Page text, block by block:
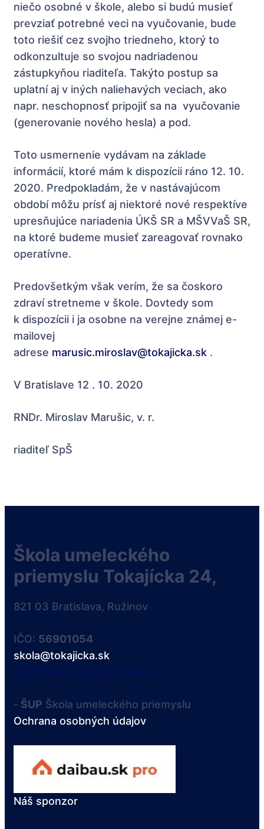
niečo osobné v škole, alebo si budú musieť
prevziať potrebné veci na vyučovanie, bude
toto riešiť cez svojho triedneho, ktorý to
odkonzultuje so svojou nadriadenou
zástupkyňou riaditeľa. Takýto postup sa
uplatní aj v iných naliehavých veciach, ako
napr. neschopnosť pripojiť sa na vyučovanie
(generovanie nového hesla) a pod.
Toto usmernenie vydávam na základe
informácií, ktoré mám k dispozícii ráno 12. 10.
2020. Predpokladám, že v nastávajúcom
období môžu prísť aj niektoré nové respektíve
upresňujúce nariadenia ÚKŠ SR a MŠVVaŠ SR,
na ktoré budeme musieť zareagovať rovnako
operatívne.
Predovšetkým však verím, že sa čoskoro
zdraví stretneme v škole. Dovtedy som
k dispozícii i ja osobne na verejne známej e-
mailovej
adrese marusic.miroslav@tokajicka.sk .
V Bratislave 12 . 10. 2020
RNDr. Miroslav Marušic, v. r.
riaditeľ SpŠ
Škola umeleckého
priemyslu Tokajícka 24,
821 03 Bratislava, Ružinov
IČO: 56901054
skola@tokajicka.sk
SUP.Tokajicka@region-bsk.sk
- ŠUP Škola umeleckého priemyslu
Ochrana osobných údajov
Náš sponzor